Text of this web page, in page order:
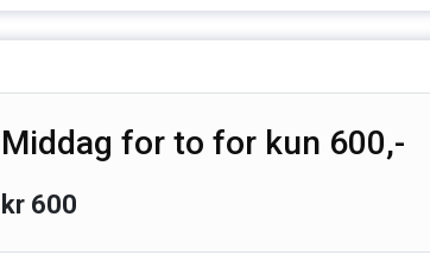
Middag for to for kun 600,-
kr600